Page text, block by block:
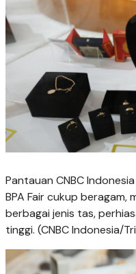
Pantauan CNBC
BPA Fair cukup beragam,
berbagai jenis tas,
tinggi. (CNBC Indonesia/